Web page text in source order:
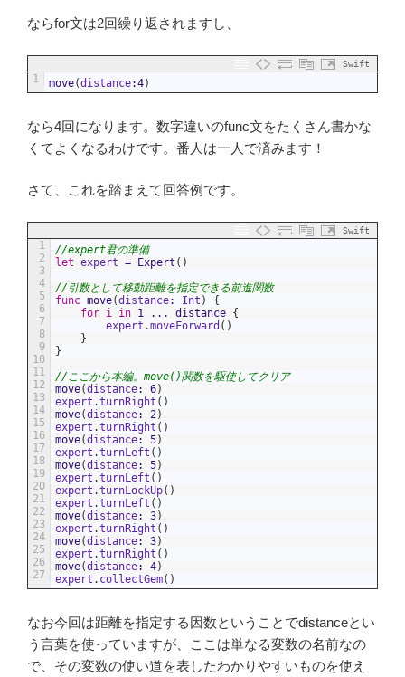
ならfor文は2回繰り返されますし、
Swift
1 move(distance:4)
なら4回になります。数字違いのfunc文をたくさん書かな
くてよくなるわけです。番人は一人で済みます！
さて、これを踏まえて回答例です。
Swift
1
2
3
4
5
6
7
8
9
10
11
12
13
14
15
16
17
18
19
20
21
22
23
24
25
26
27
//expert君の準備
let expert = Expert ( )
//引数として移動距離を指定できる前進関数
func move(distance: Int )
{
for i in 1 ... distance {
expert .moveForward ( )
}
}
//ここから本編。move()関数を駆使してクリア
move(distance: 6)
expert .turnRight ( )
move(distance: 2)
expert .turnRight ( )
move(distance: 5)
expert .turnLeft ( )
move(distance: 5)
expert .turnLeft ( )
expert .turnLockUp( )
expert .turnLeft ( )
move(distance: 3)
expert .turnRight ( )
move(distance: 3)
expert .turnRight ( )
move(distance: 4)
expert . collectGem( )
なお今回は距離を指定する因数ということでdistanceとい
う言葉を使っていますが、ここは単なる変数の名前なの
で、その変数の使い道を表したわかりやすいものを使え